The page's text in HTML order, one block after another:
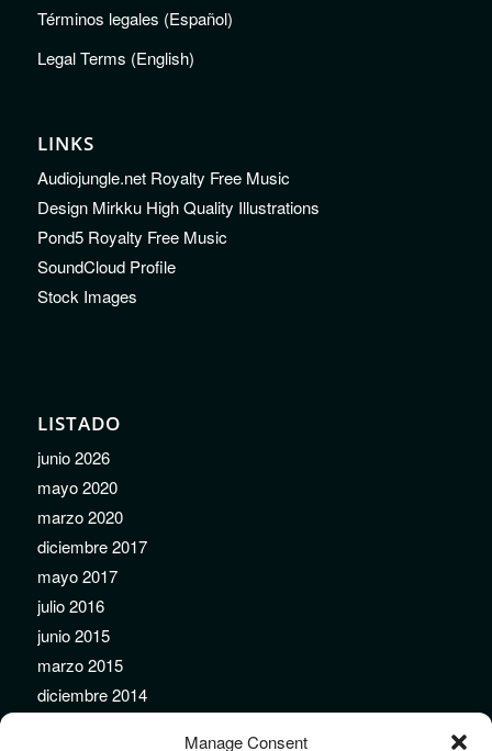
Manage Consent
Términos legales (Español)
Legal Terms (English)
LINKS
Audiojungle.net Royalty Free Music
Design Mirkku High Quality Illustrations
Pond5 Royalty Free Music
SoundCloud Profile
Stock Images
LISTADO
junio 2026
mayo 2020
marzo 2020
diciembre 2017
mayo 2017
julio 2016
junio 2015
marzo 2015
diciembre 2014